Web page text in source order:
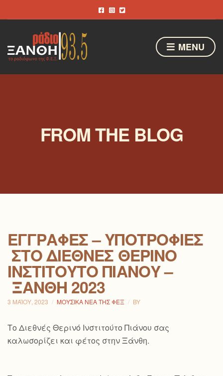
MENU
FROM THE BLOG
ΕΓΓΡΑΦΈΣ – ΥΠΟΤΡΟΦΊΕΣ
ΣΤΟ ΔΙΕΘΝΈΣ ΘΕΡΙΝΌ
ΙΝΣΤΙΤΟΎΤΟ ΠΙΆΝΟΥ –
ΞΆΝΘΗ 2023
3 ΜΑΪ́ΟΥ, 2023 ΜΟΥΣΙΚΆ ΝΈΑ ΤΗΣ ΦΕΞ BY
Το Διεθνές Θερινό Ινστιτούτο Πιάνου σας
καλωσορίζει και φέτος στην Ξάνθη.